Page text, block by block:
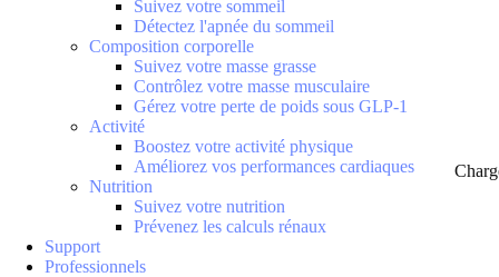
Suivez votre sommeil
Détectez l'apnée du sommeil
Composition corporelle
Suivez votre masse grasse
Contrôlez votre masse musculaire
Gérez votre perte de poids sous GLP-1
Activité
Boostez votre activité physique
Améliorez vos performances cardiaques
Nutrition
Suivez votre nutrition
Prévenez les calculs rénaux
Support
Professionnels